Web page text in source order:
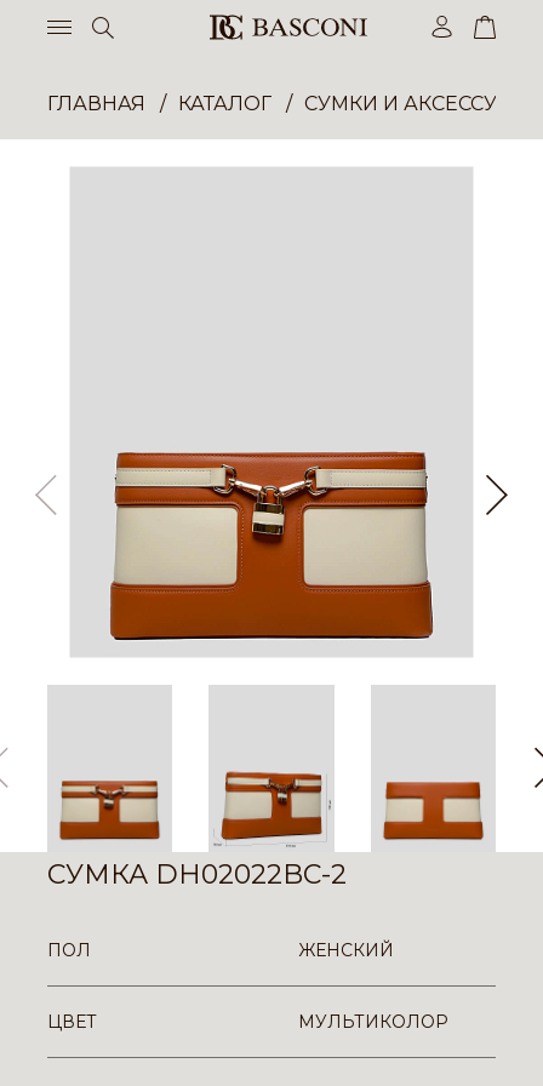
ГЛАВНАЯ КАТАЛОГ СУМКИ И
СУМКА DH02022BC-2
ПОЛ ЖЕНСКИЙ
ЦВЕТ МУЛЬТИКОЛОР